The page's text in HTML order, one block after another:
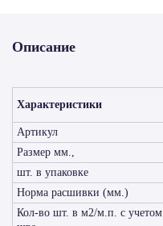
Описание
Характеристики
Артикул
Размер мм.,
шт. в упаковке
Норма расшивки (мм.)
Кол-во шт. в м2/м.п. с учетом